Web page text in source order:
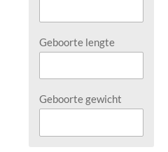
Geboorte lengte
Geboorte gewicht